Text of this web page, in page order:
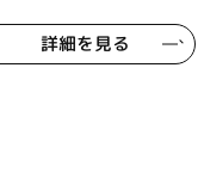
詳細を見る